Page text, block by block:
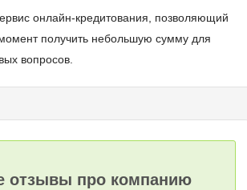
онлайн-кредитования, позволяющий
получить небольшую сумму для
вопросов.
отзывы про компанию